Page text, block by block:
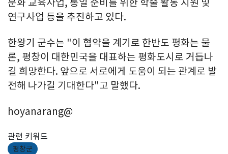
문화 교육사업, 통일 준비를 위한 학술 활동 지원 및
연구사업 등을 추진하고 있다.
한왕기 군수는 "이 협약을 계기로 한반도 평화는 물
론, 평창이 대한민국을 대표하는 평화도시로 거듭나
길 희망한다. 앞으로 서로에게 도움이 되는 관계로 발
전해 나가길 기대한다"고 말했다.
hoyanarang@
관련 키워드
평창군